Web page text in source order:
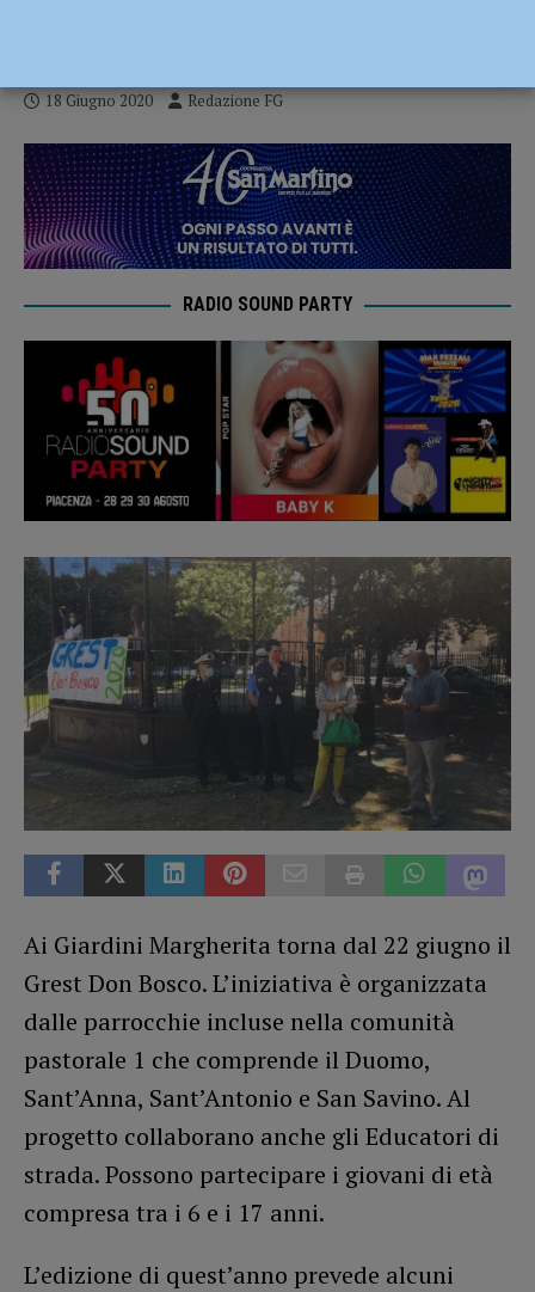
18 Giugno 2020 Redazione FG
RADIO SOUND PARTY
Ai Giardini Margherita torna dal 22 giugno il
Grest Don Bosco. L’iniziativa è organizzata
dalle parrocchie incluse nella comunità
pastorale 1 che comprende il Duomo,
Sant’Anna, Sant’Antonio e San Savino. Al
progetto collaborano anche gli Educatori di
strada. Possono partecipare i giovani di età
compresa tra i 6 e i 17 anni.
L’edizione di quest’anno prevede alcuni